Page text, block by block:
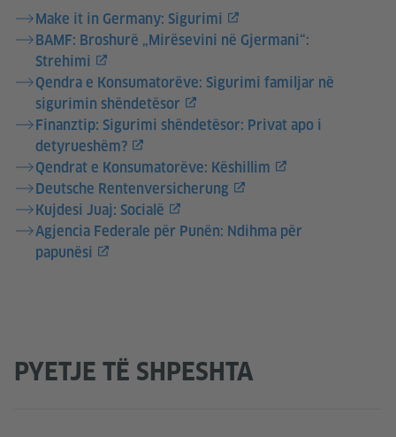
Make it in Germany: Sigurimi
BAMF: Broshurë „Mirësevini në Gjermani“:
Strehimi
Qendra e Konsumatorëve: Sigurimi familjar në
sigurimin shëndetësor
Finanztip: Sigurimi shëndetësor: Privat apo i
detyrueshëm?
Qendrat e Konsumatorëve: Këshillim
Deutsche Rentenversicherung
Kujdesi Juaj: Socialë
Agjencia Federale për Punën: Ndihma për
papunësi
PYETJE TË SHPESHTA